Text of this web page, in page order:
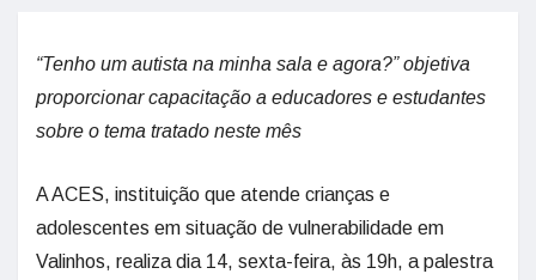
“Tenho um autista na minha sala e agora?” objetiva
proporcionar capacitação a educadores e estudantes
sobre o tema tratado neste mês
A ACES, instituição que atende crianças e
adolescentes em situação de vulnerabilidade em
Valinhos, realiza dia 14, sexta-feira, às 19h, a palestra